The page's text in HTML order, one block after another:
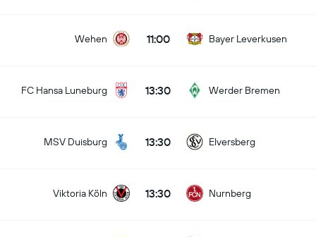
Wehen 11:00 Bayer Leverkusen
FC Hansa Luneburg 13:30 Werder Bremen
MSV Duisburg 13:30 Elversberg
Viktoria Köln 13:30 Nurnberg